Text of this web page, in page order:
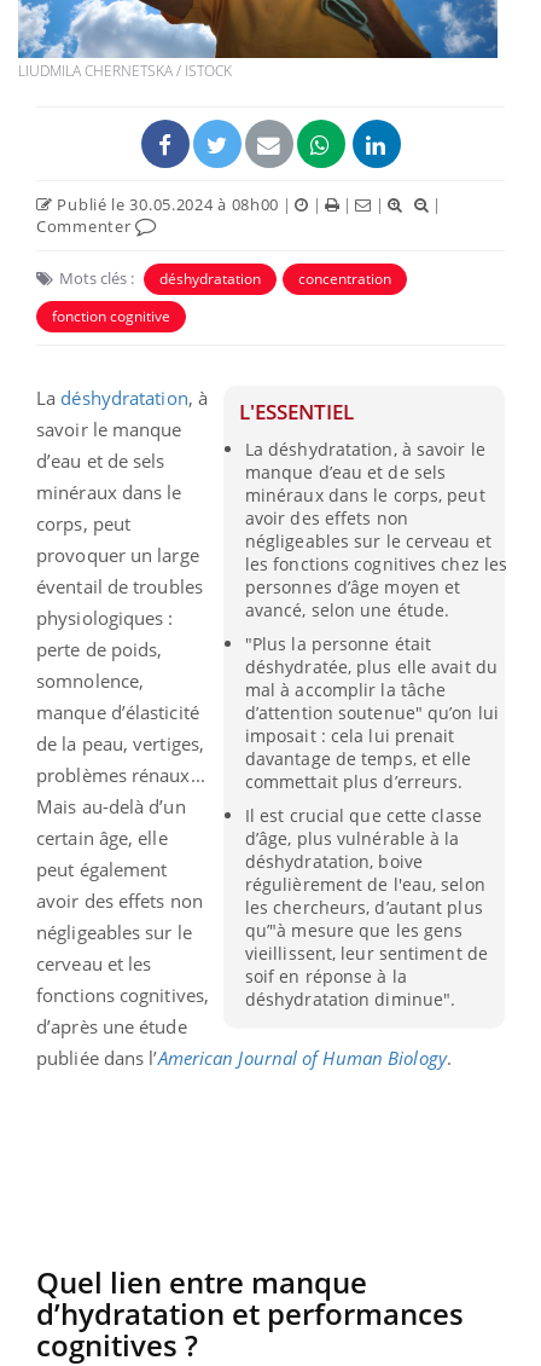
LIUDMILA CHERNETSKA / ISTOCK
Publié le 30.05.2024 à 08h00 | | | |
|
Commenter
Mots clés : déshydratation
concentration
fonction cognitive
L'ESSENTIEL
La déshydratation, à savoir le
manque d’eau et de sels
minéraux dans le corps, peut
avoir des effets non
négligeables sur le cerveau et
les fonctions cognitives chez les
personnes d’âge moyen et
avancé, selon une étude.
"Plus la personne était
déshydratée, plus elle avait du
mal à accomplir la tâche
d’attention soutenue" qu’on lui
imposait : cela lui prenait
davantage de temps, et elle
commettait plus d’erreurs.
Il est crucial que cette classe
d’âge, plus vulnérable à la
déshydratation, boive
régulièrement de l'eau, selon
les chercheurs, d’autant plus
qu’"à mesure que les gens
vieillissent, leur sentiment de
soif en réponse à la
déshydratation diminue".
La déshydratation, à
savoir le manque
d’eau et de sels
minéraux dans le
corps, peut
provoquer un large
éventail de troubles
physiologiques :
perte de poids,
somnolence,
manque d’élasticité
de la peau, vertiges,
problèmes rénaux...
Mais au-delà d’un
certain âge, elle
peut également
avoir des effets non
négligeables sur le
cerveau et les
fonctions cognitives,
d’après une étude
publiée dans l’American Journal of Human Biology.
Quel lien entre manque
d’hydratation et performances
cognitives ?